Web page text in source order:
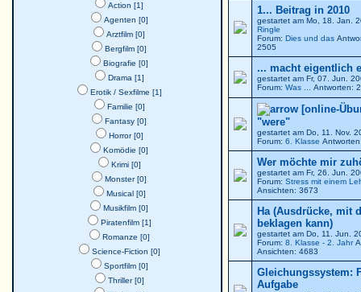
Action [1]
Agenten [0]
Arztfilm [0]
Bergfilm [0]
Biografie [0]
Drama [1]
Erotik / Sexfilme [1]
Familie [0]
Fantasy [0]
Horror [0]
Komödie [0]
Krimi [0]
Monster [0]
Musical [0]
Musikfilm [0]
Piratenfilm [1]
Romanze [0]
Science-Fiction [0]
Sportfilm [0]
Thriller [0]
1... Beitrag in 2010
gestartet am Mo, 18. Jan.
Ringle
Forum: Dies und das
2505
... macht eigentlich
gestartet am Fr, 07. Jun.
Forum: Was ... Antworten:
[online-
"were"
gestartet am Do, 11. Nov.
Forum: 6. Klasse
Wer möchte mir
gestartet am Fr, 26. Jun.
Forum: Stress mit einem
Ansichten: 3673
Ha (Ausdrücke, mit
beklagen kann)
gestartet am Do, 11. Jun.
Forum: 8. Klasse - 2. Jahr
Ansichten: 4683
Gleichungssystem:
Aufgabe